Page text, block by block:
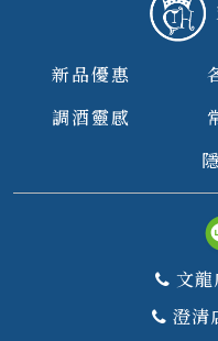
新品優惠
調酒靈感
文龍
澄清